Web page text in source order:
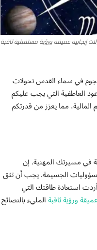
حيث تشهد حركة الكواكب والنجوم في سماء القدس تحولات
العاطفية التي يجب عليكم
المالية، مما يعزز من قدرتكم
في مسيرتك المهنية. إن
الجسيمة. يجب أن تثق
أردت استعادة طاقتك التي
المليء بالنصائح